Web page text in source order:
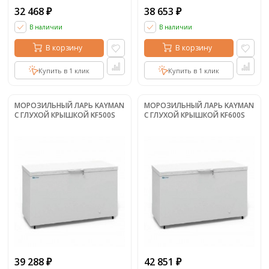
32 468 ₽
В наличии
В корзину
Купить в 1 клик
38 653 ₽
В наличии
В корзину
Купить в 1 клик
МОРОЗИЛЬНЫЙ ЛАРЬ KAYMAN
С ГЛУХОЙ КРЫШКОЙ KF500S
39 288 ₽
МОРОЗИЛЬНЫЙ ЛАРЬ KAYMAN
С ГЛУХОЙ КРЫШКОЙ KF600S
42 851 ₽